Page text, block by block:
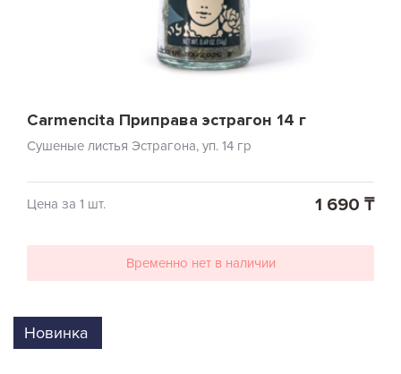
Carmencita Приправа эстрагон 14 г
Сушеные листья Эстрагона, уп. 14 гр
Цена за 1 шт. 1 690 ₸
Временно нет в наличии
Новинка